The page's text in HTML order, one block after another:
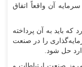
آن واقعاً اتفاق
باید به آن پرداخته
را در صنعت
حل شود.